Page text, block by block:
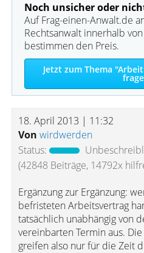
Noch unsicher oder
Auf Frag-einen-Anwalt.de
Rechtsanwalt innerhalb
bestimmen den Preis.
Jetzt zum Thema
18. April 2013 | 11:32
Von wirdwerden
Status:
(42848 Beiträge, 14792x
Ergänzung zur Ergänzung:
befristeten Arbeitsvertrag
tatsächlich unabhängig von
vereinbarten Termin aus.
greifen also nur für die Zeit